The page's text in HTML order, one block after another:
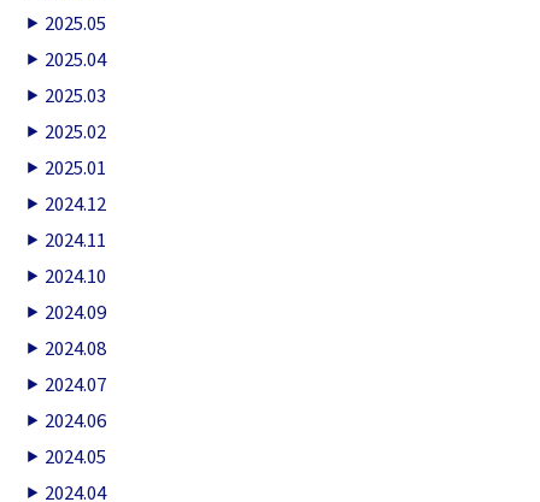
2025.05
2025.04
2025.03
2025.02
2025.01
2024.12
2024.11
2024.10
2024.09
2024.08
2024.07
2024.06
2024.05
2024.04